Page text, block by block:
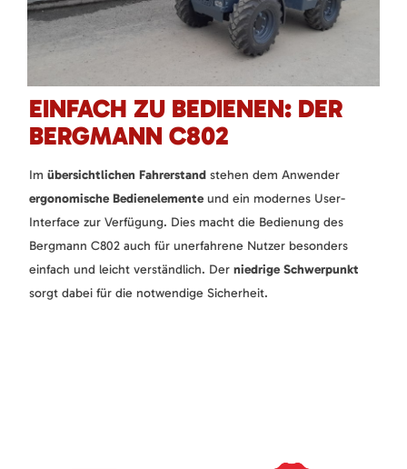
EINFACH ZU BEDIENEN: DER
BERGMANN C802
Im übersichtlichen Fahrerstand stehen dem Anwender
ergonomische Bedienelementeund ein modernes User-
Interface zur Verfügung. Dies macht die Bedienung des
Bergmann C802 auch für unerfahrene Nutzer besonders
einfach und leicht verständlich. Der niedrige Schwerpunkt
sorgt dabei für die notwendige Sicherheit.